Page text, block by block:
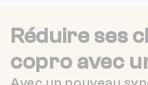
Nombre de lots :
377 av victor hugo
Réduire ses
copro avec